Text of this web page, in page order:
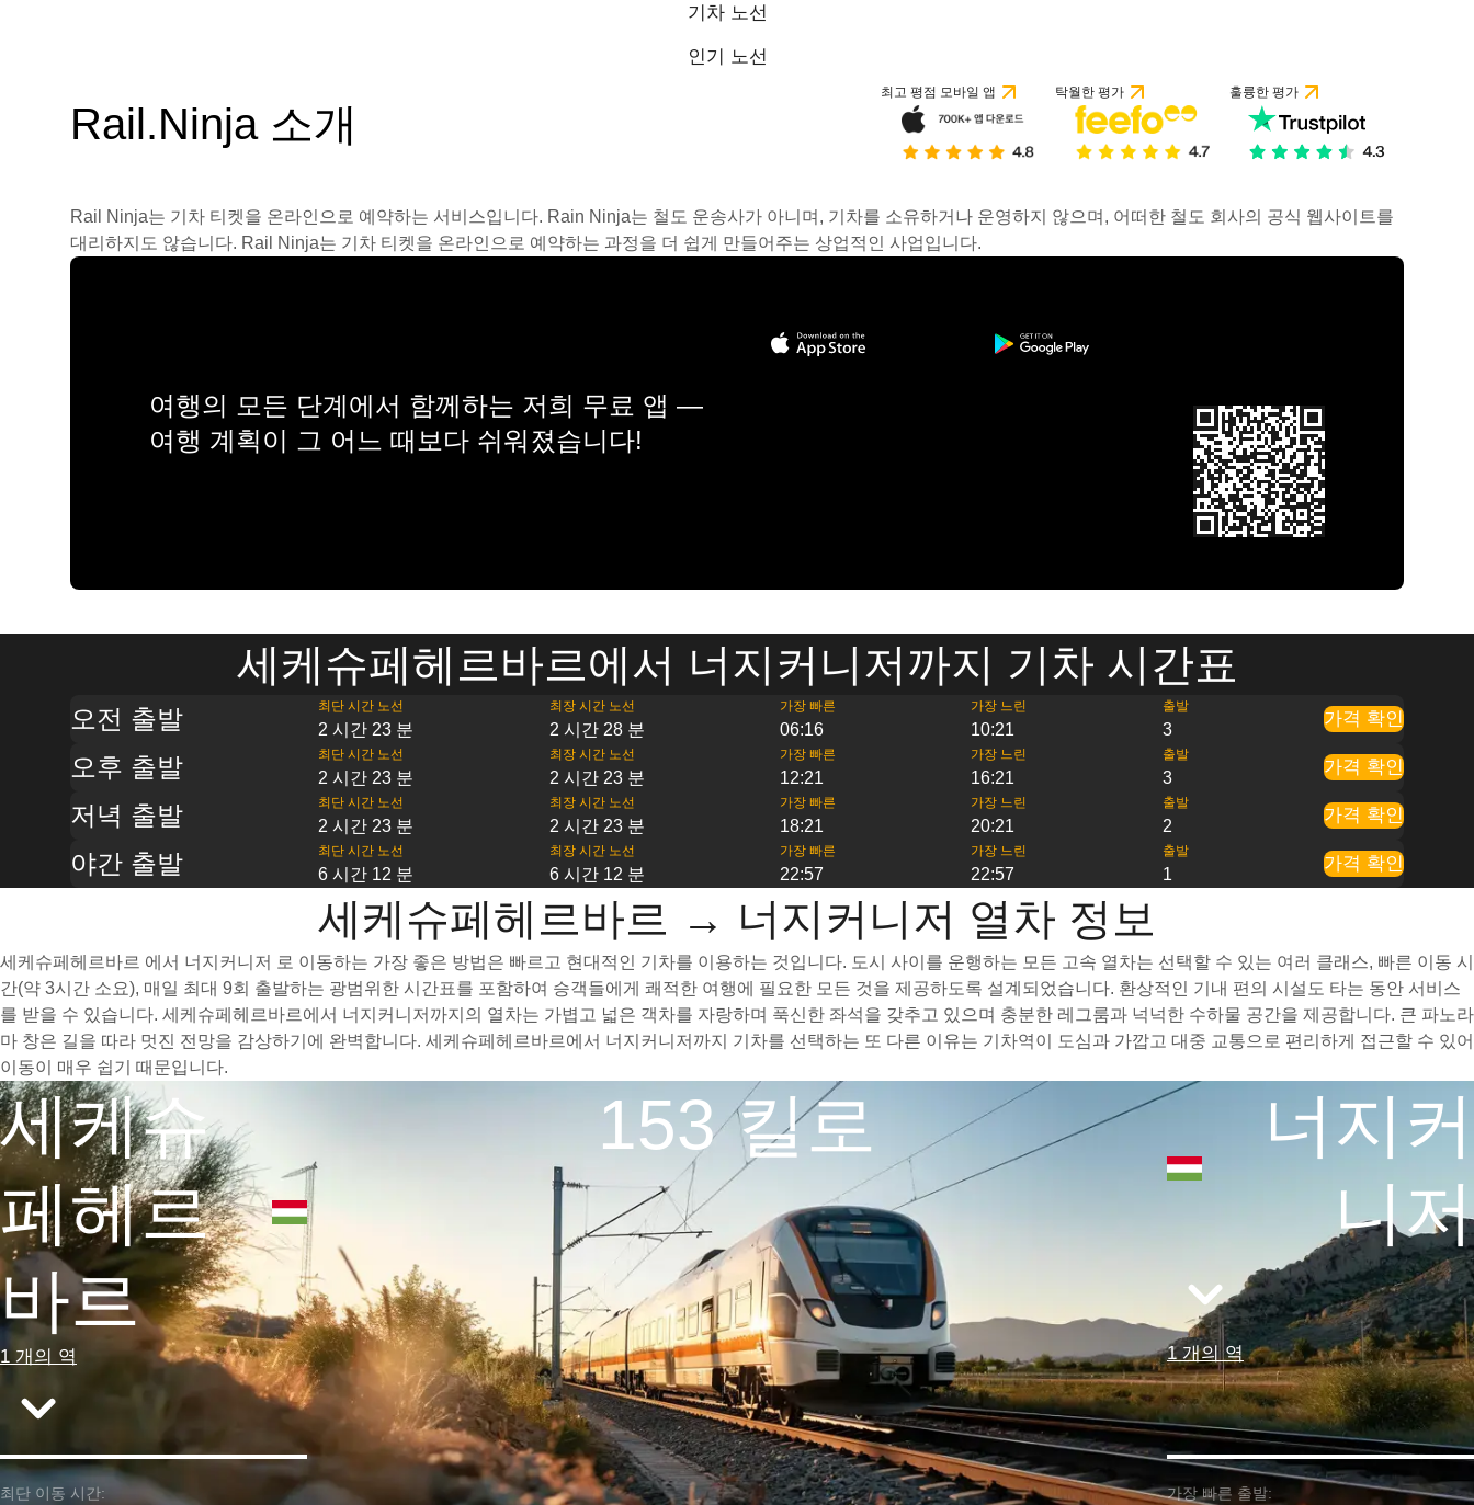
기차 노선
인기 노선
Rail.Ninja 소개
최고 평점 모바일 앱 탁월한 평가 훌륭한 평가
Rail Ninja는 기차 티켓을 온라인으로 예약하는 서비스입니다. Rain Ninja는 철도 운송사가 아니며, 기차를 소유하거나 운영하지 않으며, 어떠한 철도 회사의 공식 웹사이트를
대리하지도 않습니다. Rail Ninja는 기차 티켓을 온라인으로 예약하는 과정을 더 쉽게 만들어주는 상업적인 사업입니다.
여행의 모든 단계에서 함께하는 저희 무료 앱 —
여행 계획이 그 어느 때보다 쉬워졌습니다!
세케슈페헤르바르에서 너지커니저까지 기차 시간표
오전 출발 최단 시간 노선
2 시간 23 분
최장 시간 노선
2 시간 28 분
가장 빠른
06:16
가장 느린
10:21
출발
3
가격 확인
오후 출발 최단 시간 노선
2 시간 23 분
최장 시간 노선
2 시간 23 분
가장 빠른
12:21
가장 느린
16:21
출발
3
가격 확인
저녁 출발 최단 시간 노선
2 시간 23 분
최장 시간 노선
2 시간 23 분
가장 빠른
18:21
가장 느린
20:21
출발
2
가격 확인
야간 출발 최단 시간 노선
6 시간 12 분
최장 시간 노선
6 시간 12 분
가장 빠른
22:57
가장 느린
22:57
출발
1
가격 확인
세케슈페헤르바르 → 너지커니저 열차 정보
세케슈페헤르바르 에서 너지커니저 로 이동하는 가장 좋은 방법은 빠르고 현대적인 기차를 이용하는 것입니다. 도시 사이를 운행하는 모든 고속 열차는 선택할 수 있는 여러 클래스, 빠른 이동 시
간(약 3시간 소요), 매일 최대 9회 출발하는 광범위한 시간표를 포함하여 승객들에게 쾌적한 여행에 필요한 모든 것을 제공하도록 설계되었습니다. 환상적인 기내 편의 시설도 타는 동안 서비스
를 받을 수 있습니다. 세케슈페헤르바르에서 너지커니저까지의 열차는 가볍고 넓은 객차를 자랑하며 푹신한 좌석을 갖추고 있으며 충분한 레그룸과 넉넉한 수하물 공간을 제공합니다. 큰 파노라
마 창은 길을 따라 멋진 전망을 감상하기에 완벽합니다. 세케슈페헤르바르에서 너지커니저까지 기차를 선택하는 또 다른 이유는 기차역이 도심과 가깝고 대중 교통으로 편리하게 접근할 수 있어
이동이 매우 쉽기 때문입니다.
세케슈
페헤르
바르
1 개의 역
153 킬로
너지커
니저
1 개의 역
최단 이동 시간: 가장 빠른 출발: